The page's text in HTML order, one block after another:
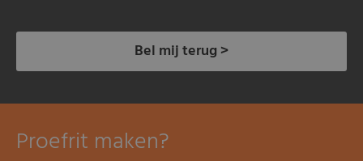
Bel mij terug >
Proefrit maken?